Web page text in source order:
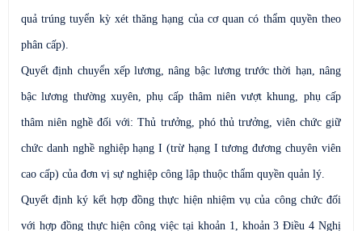
quả trúng tuyển kỳ xét thăng hạng của cơ quan có thẩm quyền theo
phân cấp).
Quyết định chuyển xếp lương,nâng bậc lương trước thời hạn,nâng
bậc lương thường xuyên,phụ cấp thâm niên vượt khung, phụ cấp
thâm niên nghề đối với:Thủ trưởng, phó thủ trưởng, viên chức giữ
chức danh nghề nghiệp hạng I (trừ hạng I tương đương chuyên viên
cao cấp) của đơn vị sự nghiệp công lập thuộc thẩm quyền quản lý.
Quyết định ký kết hợp đồng thực hiện nhiệm vụ của công chức đối
với hợp đồng thực hiện công việc tại khoản 1, khoản 3 Điều 4 Nghị